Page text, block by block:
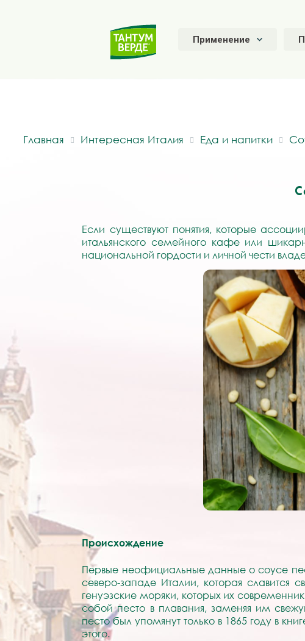
Применение
Главная Интересная Италия Еда и напитки
Если существуют понятия, которые
итальянского семейного кафе или
национальной гордости и личной чести
Происхождение
Первые неофициальные данные о соусе
северо-западе Италии, которая славится
генуэзские моряки, которых их
собой песто в плавания, заменяя им
песто был упомянут только в 1865 году в
этого.